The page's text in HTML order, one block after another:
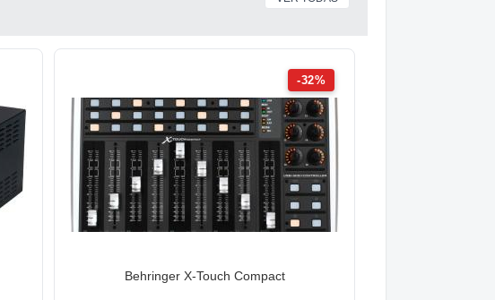
-32%
Behringer X-Touch Compact